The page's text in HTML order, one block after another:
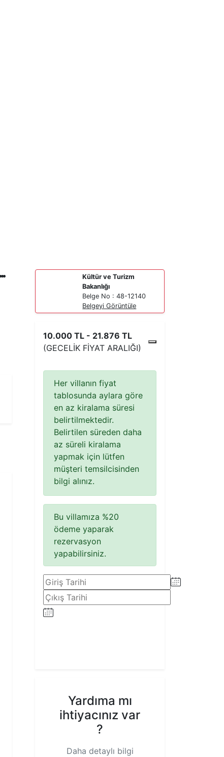
Kültür ve Turizm
Bakanlığı
Belge No : 48-12140
Belgeyi Görüntüle
10.000 TL - 21.876 TL
(GECELIK FIYAT ARALIĞI)
Her villanın fiyat
tablosunda aylara göre
en az kiralama süresi
belirtilmektedir.
Belirtilen süreden daha
az süreli kiralama
yapmak için lütfen
müşteri temsilcisinden
bilgi alınız.
Bu villamıza %20
ödeme yaparak
rezervasyon
yapabilirsiniz.
Yardıma mı
ihtiyacınız var
?
Daha detaylı bilgi